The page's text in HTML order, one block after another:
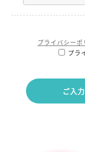
プライバシーポ
プラ
ご入